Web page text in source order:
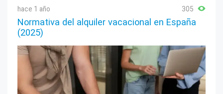
hace 1 año 305
Normativa del alquiler vacacional en España
(2025)